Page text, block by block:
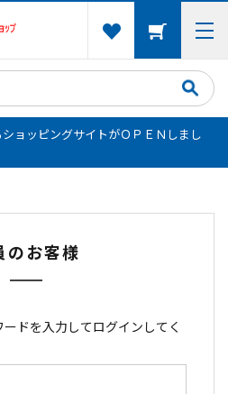
ョッピングサイトがＯＰＥＮしまし
のお客様
ドを入力してログインしてく